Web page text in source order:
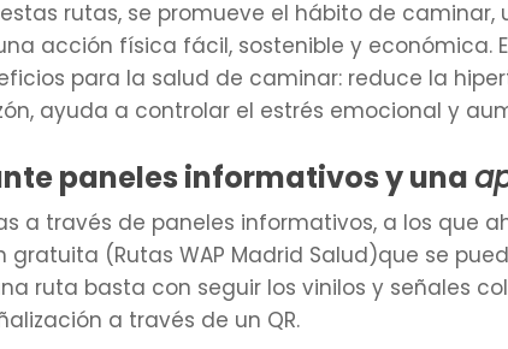
rutas, se promueve el hábito de
acción física fácil, sostenible y económica.
para la salud de caminar: reduce la
ayuda a controlar el estrés emocional y
paneles informativos y una
a través de paneles informativos, a los que
gratuita (Rutas WAP Madrid Salud)que se
ruta basta con seguir los vinilos y señales
a través de un QR.